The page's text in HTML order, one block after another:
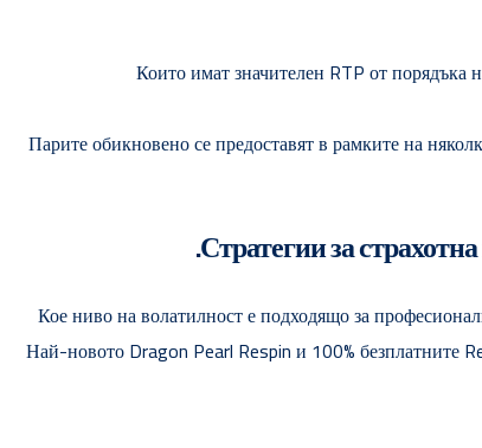
Които имат значителен RTP от порядъка
Парите обикновено се предоставят в рамките на
Стратегии за
Кое ниво на волатилност е подходящо за
Най-новото Dragon Pearl Respin и 100% безплатните